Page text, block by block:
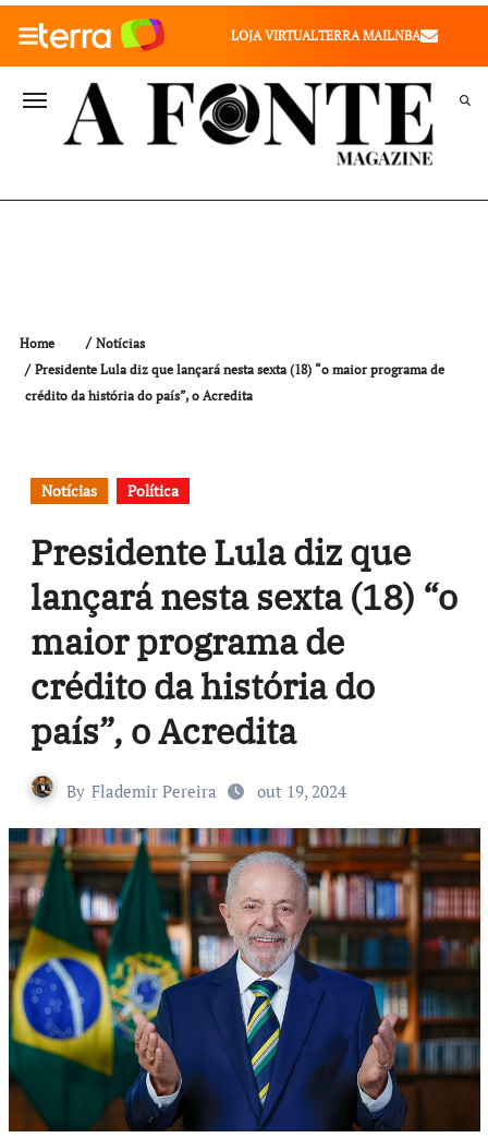
010" />
LOJA VIRTUALTERRA MAILNBA
Home
Notícias
Presidente Lula diz que lançará nesta sexta (18) “o maior programa de
crédito da história do país”, o Acredita
Notícias Política
Presidente Lula diz que
lançará nesta sexta (18) “o
maior programa de
crédito da história do
país”, o Acredita
By Flademir Pereira out 19, 2024